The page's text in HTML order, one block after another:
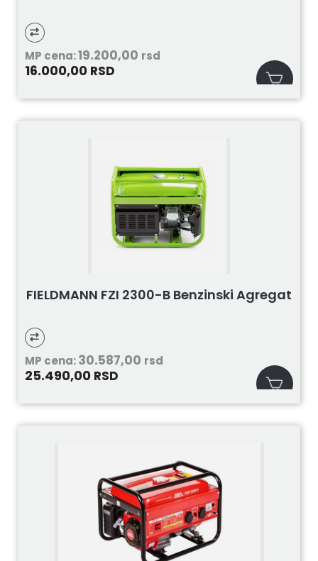
MP cena:19.200,00 rsd
16.000,00 RSD
FIELDMANN FZI 2300-B Benzinski Agregat
MP cena:30.587,00 rsd
25.490,00 RSD